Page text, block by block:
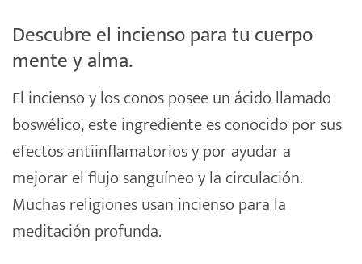
Descubre el incienso para tu cuerpo
mente y alma.
El inciensoy los conos posee un ácido llamado
boswélico, este ingrediente es conocido por sus
efectos antiinflamatorios y por ayudar a
mejorar el flujo sanguíneo y la circulación.
Muchas religiones usan incienso para la
meditación profunda.